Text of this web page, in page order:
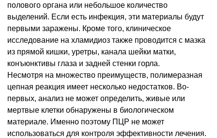
полового органа или небольшое количество
выделений. Если есть инфекция, эти материалы будут
первыми заражены. Кроме того, клиническое
исследование на хламидиоз также проводится с мазка
из прямой кишки, уретры, канала шейки матки,
конъюнктивы глаза и задней стенки горла.
Несмотря на множество преимуществ, полимеразная
цепная реакция имеет несколько недостатков. Во-
первых, анализ не может определить, живые или
мертвые клетки обнаружены в биологическом
материале. Именно поэтому ПЦР не может
использоваться для контроля эффективности лечения.